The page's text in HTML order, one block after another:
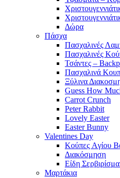
Δώρα
Πάσχα
Πασχαλινές
Πασχαλινές
Τσάντες –
Πασχαλινά
Ξύλινα
Guess How
Carrot Crunch
Peter Rabbit
Lovely Easter
Easter Bunny
Valentines Day
Κούπες Aγίου
Διακόσμηση
Είδη
Μαρτάκια